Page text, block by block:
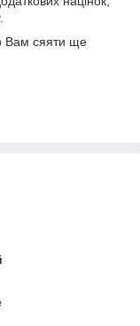
Вам сяяти ще